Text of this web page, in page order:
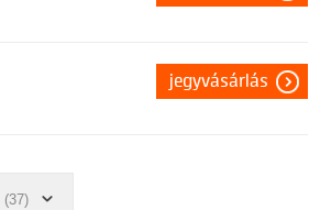
jegyvásárlás
(37)